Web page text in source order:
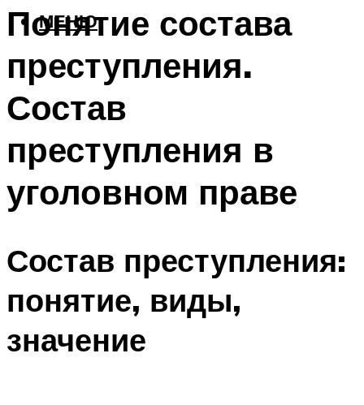
МЕНЮ
Понятие состава
преступления.
Состав
преступления в
уголовном праве
Состав преступления:
понятие, виды,
значение